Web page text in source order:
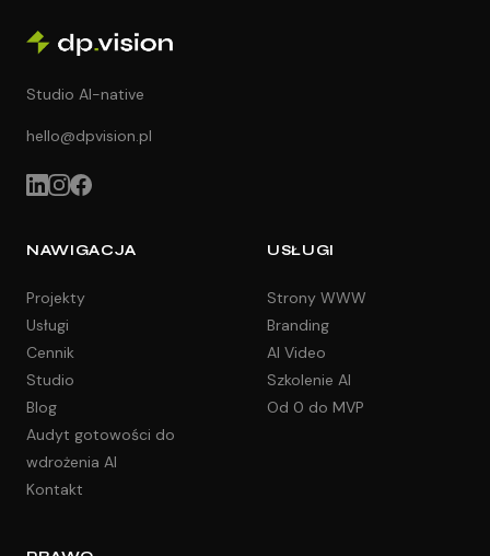
Studio AI-native
hello@dpvision.pl
NAWIGACJA
Projekty
Usługi
Cennik
Studio
Blog
Audyt gotowości do
wdrożenia AI
Kontakt
USŁUGI
Strony WWW
Branding
AI Video
Szkolenie AI
Od 0 do MVP